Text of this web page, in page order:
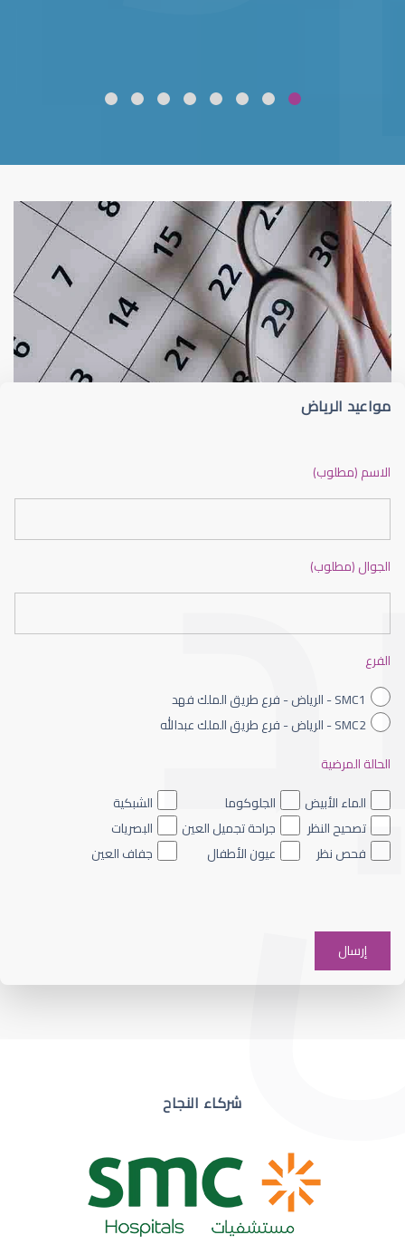
قلوبال لرعاية العين ضعف نظر
ضعف نظر الاطفال
ضعف نظر العين اليسرى
ضعف نظر مفاجئ
مواعيد الرياض
الاسم (مطلوب)
الجوال (مطلوب)
الفرع
SMC1 - الرياض - فرع طريق الملك فهد
SMC2 - الرياض - فرع طريق الملك عبدالله
الحالة المرضية
الماء الأبيض
الجلوكوما
الشبكية
تصحيح النظر
جراحة تجميل العين
البصريات
فحص نظر
عيون الأطفال جفاف العين
شركاء النجاح